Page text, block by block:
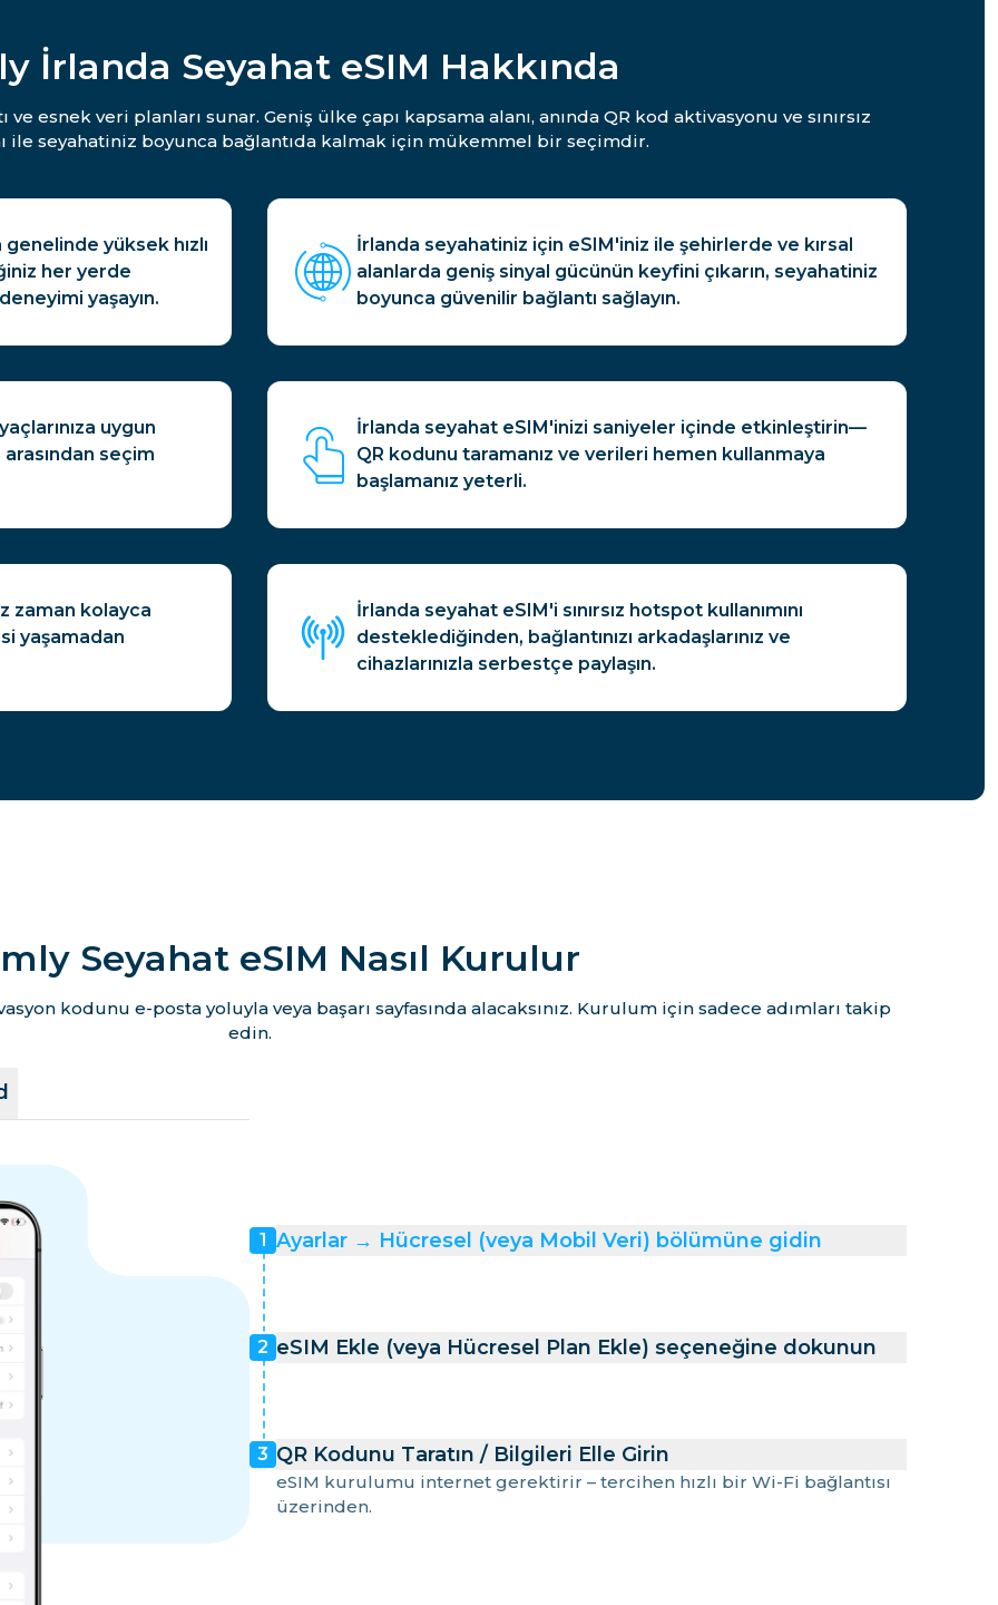
İrlanda Seyahat eSIM Hakkında
esnek veri planları sunar. Geniş ülke çapı kapsama alanı, anında QR kod aktivasyonu ve sınırsız
ile seyahatiniz boyunca bağlantıda kalmak için mükemmel bir seçimdir.
yüksek hızlı
her yerde
yaşayın.
İrlanda seyahatiniz için eSIM'iniz ile şehirlerde ve kırsal
alanlarda geniş sinyal gücünün keyfini çıkarın, seyahatiniz
boyunca güvenilir bağlantı sağlayın.
uygun
arasından seçim
İrlanda seyahat eSIM'inizi saniyeler içinde etkinleştirin—
QR kodunu taramanız ve verileri hemen kullanmaya
başlamanız yeterli.
zaman kolayca
yaşamadan
İrlanda seyahat eSIM'i sınırsız hotspot kullanımını
desteklediğinden, bağlantınızı arkadaşlarınız ve
cihazlarınızla serbestçe paylaşın.
Seyahat eSIM Nasıl Kurulur
kodunu e-posta yoluyla veya başarı sayfasında alacaksınız. Kurulum için sadece adımları takip
edin.
1 Ayarlar → Hücresel (veya Mobil Veri) bölümüne gidin
2 eSIM Ekle (veya Hücresel Plan Ekle) seçeneğine dokunun
3 QR Kodunu Taratın / Bilgileri Elle Girin
eSIM kurulumu internet gerektirir – tercihen hızlı bir Wi-Fi bağlantısı
üzerinden.